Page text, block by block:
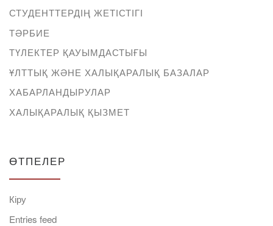
СТУДЕНТТЕРДІҢ ЖЕТІСТІГІ
ТӘРБИЕ
ТҮЛЕКТЕР ҚАУЫМДАСТЫҒЫ
ҰЛТТЫҚ ЖӘНЕ ХАЛЫҚАРАЛЫҚ БАЗАЛАР
ХАБАРЛАНДЫРУЛАР
ХАЛЫҚАРАЛЫҚ ҚЫЗМЕТ
ӨТПЕЛЕР
Кіру
Entries feed